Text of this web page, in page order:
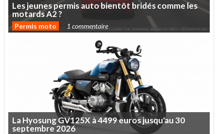
Lesjeunespermisautobientôt bridéscommeles
motardsA2?
Permis moto 1 commentaire
LaHyosungGV125X à4499eurosjusqu'au30
septembre2026